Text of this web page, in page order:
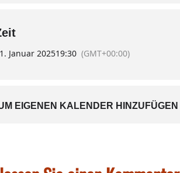
Januar 202519:30 (GMT+00:00)
EIGENEN KALENDER HINZUFÜGEN